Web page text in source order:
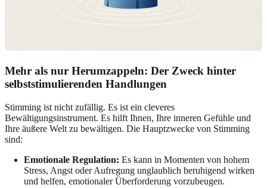
Mehr als nur Herumzappeln: Der Zweck hinter
selbststimulierenden Handlungen
Stimming ist nicht zufällig. Es ist ein cleveres
Bewältigungsinstrument. Es hilft Ihnen, Ihre inneren Gefühle und
Ihre äußere Welt zu bewältigen. Die Hauptzwecke von Stimming
sind:
Emotionale Regulation: Es kann in Momenten von hohem
Stress, Angst oder Aufregung unglaublich beruhigend wirken
und helfen, emotionaler Überforderung vorzubeugen.